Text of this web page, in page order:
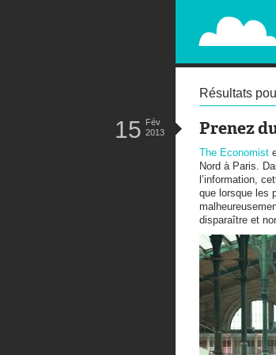
STREET,
Résultats
Prenez
15 Fév
2013
The Economist
Nord à Paris.
l’information,
que lorsque les
disparaître et